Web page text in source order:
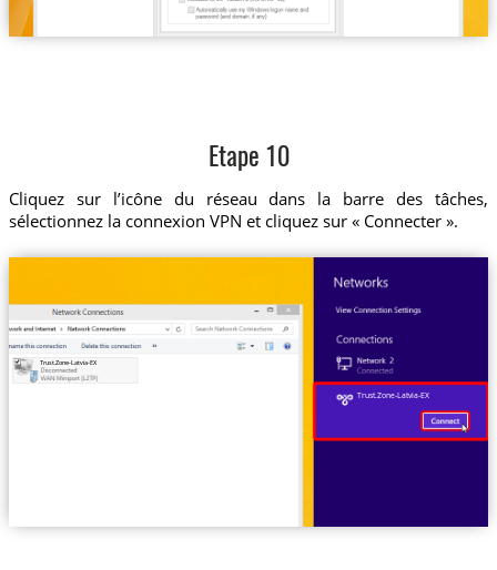
Etape 10
Cliquez sur l’icône du réseau dans la barre des tâches,
sélectionnez la connexion VPN et cliquez sur « Connecter ».
Trust.Zone-Latvia-EX
Trust.Zone-Latvia-EX